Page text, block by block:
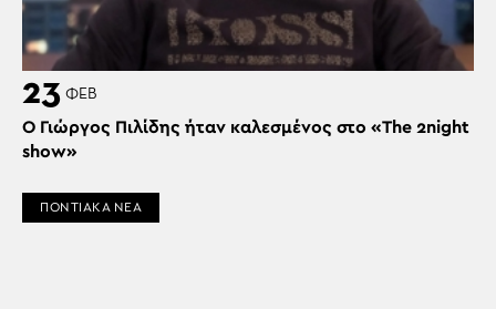
23 ΦΕΒ
Ο Γιώργος Πιλίδης ήταν καλεσμένος στο «The 2night
show»
ΠΟΝΤΙΑΚΑ ΝΕΑ